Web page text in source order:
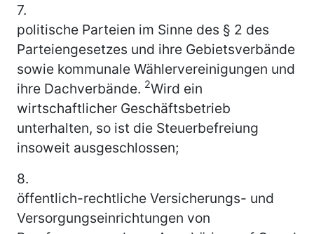
7.
politische Parteien im Sinne des § 2 des
Parteiengesetzes und ihre Gebietsverbände
sowie kommunale Wählervereinigungen und
ihre Dachverbände. 2Wird ein
wirtschaftlicher Geschäftsbetrieb
unterhalten, so ist die Steuerbefreiung
insoweit ausgeschlossen;
8.
öffentlich-rechtliche Versicherungs- und
Versorgungseinrichtungen von